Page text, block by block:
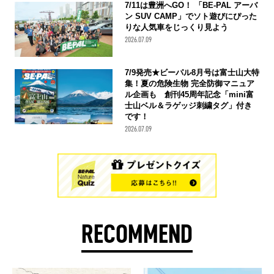
7/11は豊洲へGO！ 「BE-PAL アーバ
ン SUV CAMP」でソト遊びにぴった
りな人気車をじっくり見よう
2026.07.09
7/9発売★ビーパル8月号は富士山大特
集！夏の危険生物 完全防御マニュア
ル企画も 創刊45周年記念「mini富
士山ベル＆ラゲッジ刺繍タグ」付き
です！
2026.07.09
RECOMMEND